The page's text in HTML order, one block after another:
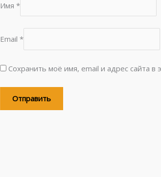
Имя *
Email *
Сохранить моё имя, email и адрес сайта